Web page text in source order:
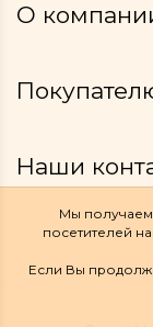
О
Наши
Мы
посетителей
Если Вы